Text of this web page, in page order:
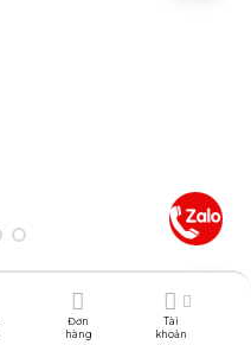
Đơn
hàng
Tài
khoản